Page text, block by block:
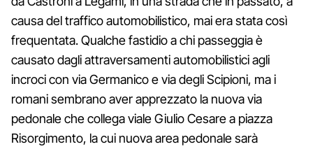
causa del traffico automobilistico, mai era stata così
frequentata. Qualche fastidio a chi passeggia è
causato dagli attraversamenti automobilistici agli
incroci con via Germanico e via degli Scipioni, ma i
romani sembrano aver apprezzato la nuova via
pedonale che collega viale Giulio Cesare a piazza
Risorgimento, la cui nuova area pedonale sarà